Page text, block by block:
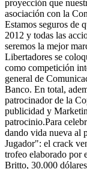
proyección que
asociación con la
Estamos seguros de
2012 y todas las
seremos la mejor
Libertadores se
como competición
general de
Banco. En total,
patrocinador de la
publicidad y
patrocinio.Para
dando vida nueva al
Jugador": el crack
trofeo elaborado por
Britto, 30.000